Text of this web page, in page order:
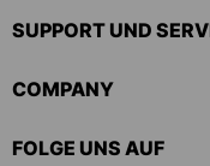
SUPPORT UND
COMPANY
FOLGE UNS AUF